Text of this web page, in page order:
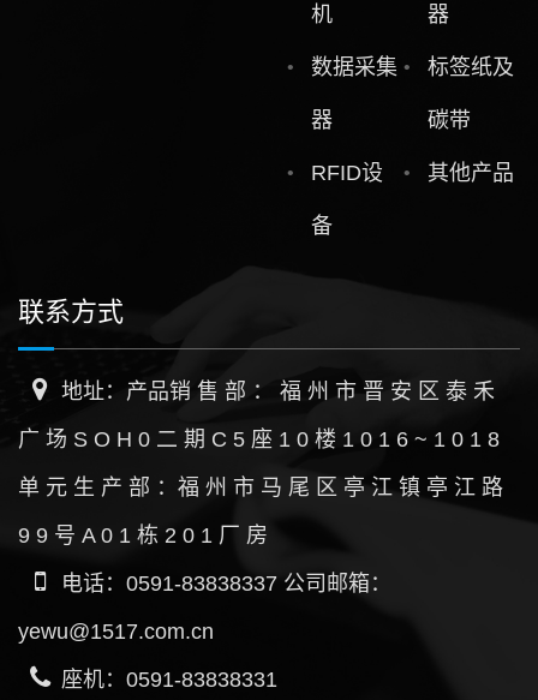
机 器
数据采集
器
标签纸及
碳带
RFID设
备
其他产品
联系方式
地址：产品销 售 部 ： 福 州 市 晋 安 区 泰 禾
广 场 S O H 0 二 期 C 5 座 1 0 楼 1 0 1 6 ~ 1 0 1 8
单 元 生 产 部 ：福 州 市 马 尾 区 亭 江 镇 亭 江 路
9 9 号 A 0 1 栋 2 0 1 厂 房
电话：0591-83838337 公司邮箱：
yewu@1517.com.cn
座机：0591-83838331